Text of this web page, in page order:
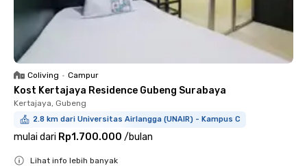
Coliving • Campur
Kost Kertajaya Residence Gubeng Surabaya
Kertajaya, Gubeng
2.8 km dari Universitas Airlangga (UNAIR) - Kampus C
mulai dari Rp1.700.000 /bulan
Lihat info lebih banyak